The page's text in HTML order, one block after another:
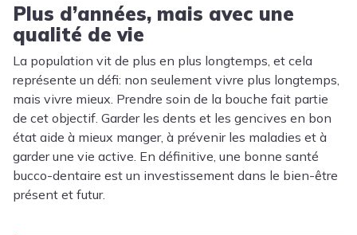
Plus d’années, mais avec une
qualité de vie
La population vit de plus en plus longtemps, et cela
représente un défi: non seulement vivre plus longtemps,
mais vivre mieux. Prendre soin de la bouche fait partie
de cet objectif. Garder les dents et les gencives en bon
état aide à mieux manger, à prévenir les maladies et à
garder une vie active. En définitive, une bonne santé
bucco-dentaire est un investissement dans le bien-être
présent et futur.